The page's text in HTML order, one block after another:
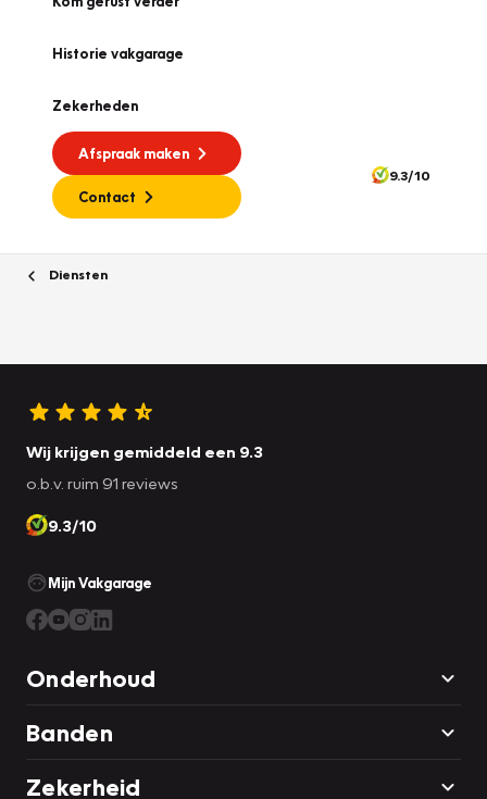
Historie vakgarage
Zekerheden
Afspraak maken
Contact
9.3/10
Diensten
Wij krijgen gemiddeld een 9.3
o.b.v. ruim 91 reviews
9.3/10
Mijn Vakgarage
Onderhoud
Banden
Zekerheid